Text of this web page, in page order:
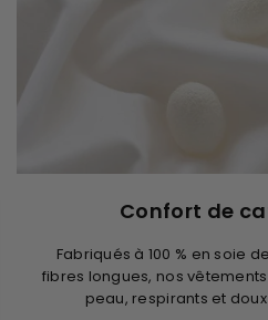
Confort de
Fabriqués à 100 % en soie
fibres longues, nos
peau, respirants et